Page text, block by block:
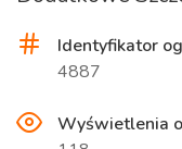
Identyfikator
4887
Wyświetlenia